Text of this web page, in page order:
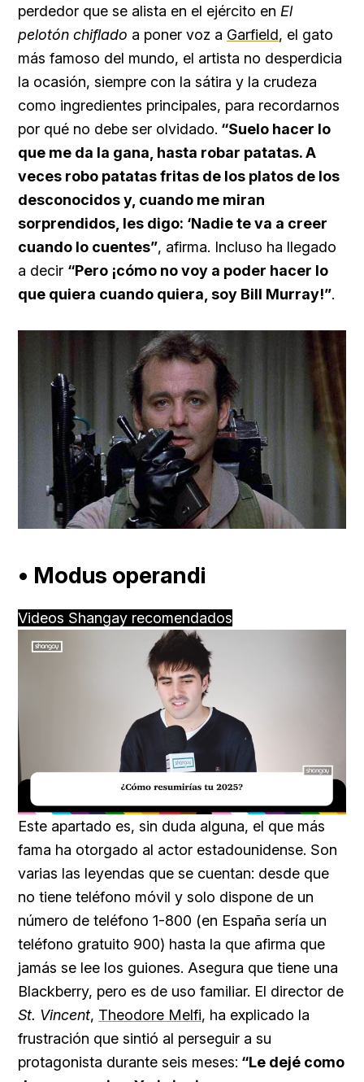
perdedor que se alista en el ejército en El
pelotón chiflado a poner voz a Garfield, el gato
más famoso del mundo, el artista no desperdicia
la ocasión, siempre con la sátira y la crudeza
como ingredientes principales, para recordarnos
por qué no debe ser olvidado. “Suelo hacer lo
que me da la gana, hasta robar patatas. A
veces robo patatas fritas de los platos de los
desconocidos y, cuando me miran
sorprendidos, les digo: ‘Nadie te va a creer
cuando lo cuentes”, afirma. Incluso ha llegado
a decir “Pero ¡cómo no voy a poder hacer lo
que quiera cuando quiera, soy Bill Murray!”.
• Modus operandi
Videos Shangay recomendados
Unmute Loaded:
32.20%
Este apartado es, sin duda alguna, el que más
fama ha otorgado al actor estadounidense. Son
varias las leyendas que se cuentan: desde que
no tiene teléfono móvil y solo dispone de un
número de teléfono 1-800 (en España sería un
teléfono gratuito 900) hasta la que afirma que
jamás se lee los guiones. Asegura que tiene una
Blackberry, pero es de uso familiar. El director de
St. Vincent, Theodore Melfi, ha explicado la
frustración que sintió al perseguir a su
protagonista durante seis meses: “Le dejé como